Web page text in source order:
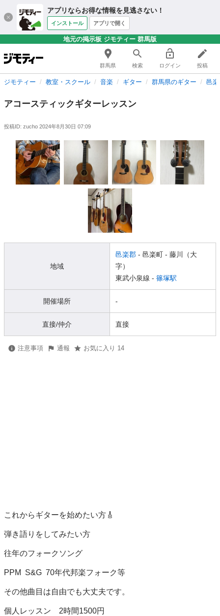
アプリならお得な情報を見逃さない！
インストール アプリで開く
地元の掲示板 ジモティー 群馬版
群馬県 検索 ログイン 投稿
ジモティー 教室・スクール 音楽 ギター 群馬県のギター 邑
アコースティックギターレッスン
投稿ID: zucho 2024年8月30日 07:09
地域
邑楽郡 - 邑楽町 - 藤川（大
字）
東武小泉線 - 篠塚駅
開催場所 -
直接/仲介 直接
注意事項 通報 お気に入り 14
これからギターを始めたい方🎸
弾き語りをしてみたい方
往年のフォークソング
PPM  S&G  70年代邦楽フォーク等
その他曲目は自由でも大丈夫です。
個人レッスン　2時間1500円